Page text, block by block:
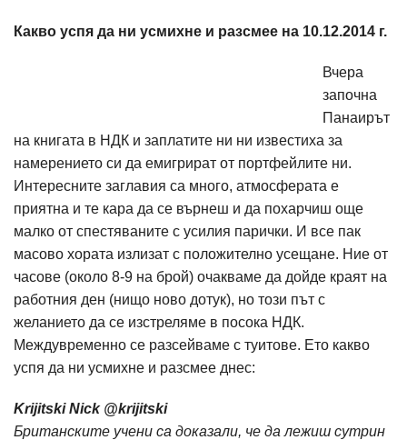
Какво успя да ни усмихне и разсмее на 10.12.2014 г.
Вчера
започна
Панаирът
на книгата в НДК и заплатите ни ни известиха за
намерението си да емигрират от портфейлите ни.
Интересните заглавия са много, атмосферата е
приятна и те кара да се върнеш и да похарчиш още
малко от спестяваните с усилия парички. И все пак
масово хората излизат с положително усещане. Ние от
часове (около 8-9 на брой) очакваме да дойде краят на
работния ден (нищо ново дотук), но този път с
желанието да се изстреляме в посока НДК.
Междувременно се разсейваме с туитове. Ето какво
успя да ни усмихне и разсмее днес:
Krijitski Nick ‏@krijitski
Британските учени са доказали, че да лежиш сутрин